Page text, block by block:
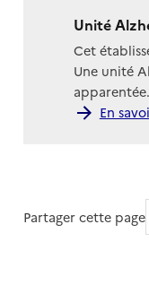
Unité
Cet
Une unité
En
Partager cette page